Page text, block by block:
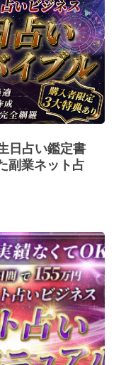
日占い鑑定書
副業ネット占